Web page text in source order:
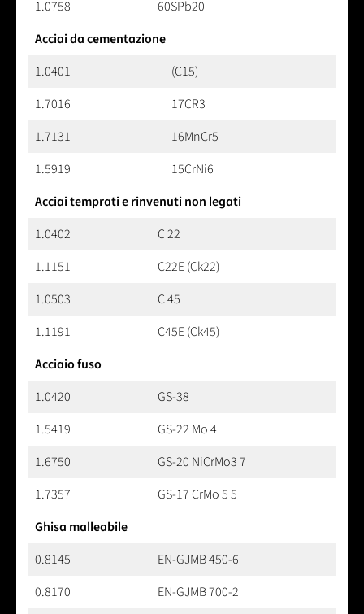
1.0758
60SPb20
Acciai da cementazione
1.0401
(C15)
1.7016
17CR3
1.7131
16MnCr5
1.5919
15CrNi6
Acciai temprati e rinvenuti non legati
1.0402
C 22
1.1151
C22E (Ck22)
1.0503
C 45
1.1191
C45E (Ck45)
Acciaio fuso
1.0420
GS-38
1.5419
GS-22 Mo 4
1.6750
GS-20 NiCrMo3 7
1.7357
GS-17 CrMo 5 5
Ghisa malleabile
0.8145
EN-GJMB 450-6
0.8170
EN-GJMB 700-2